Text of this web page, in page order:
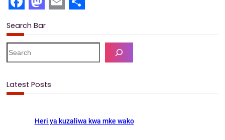
a
c
e
b
o
a
s
t
o
d
o
n
m
a
i
l
h
a
r
Search Bar
e
c
Latest Posts
Heri ya kuzaliwa kwa mke wako